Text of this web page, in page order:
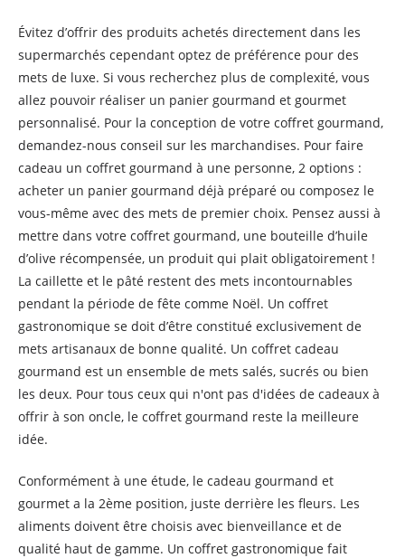
Évitez d’offrir des produits achetés directement dans les
supermarchés cependant optez de préférence pour des
mets de luxe. Si vous recherchez plus de complexité, vous
allez pouvoir réaliser un panier gourmand et gourmet
personnalisé. Pour la conception de votre coffret gourmand,
demandez-nous conseil sur les marchandises. Pour faire
cadeau un coffret gourmand à une personne, 2 options :
acheter un panier gourmand déjà préparé ou composez le
vous-même avec des mets de premier choix. Pensez aussi à
mettre dans votre coffret gourmand, une bouteille d’huile
d’olive récompensée, un produit qui plait obligatoirement !
La caillette et le pâté restent des mets incontournables
pendant la période de fête comme Noël. Un coffret
gastronomique se doit d’être constitué exclusivement de
mets artisanaux de bonne qualité. Un coffret cadeau
gourmand est un ensemble de mets salés, sucrés ou bien
les deux. Pour tous ceux qui n'ont pas d'idées de cadeaux à
offrir à son oncle, le coffret gourmand reste la meilleure
idée.
Conformément à une étude, le cadeau gourmand et
gourmet a la 2ème position, juste derrière les fleurs. Les
aliments doivent être choisis avec bienveillance et de
qualité haut de gamme. Un coffret gastronomique fait